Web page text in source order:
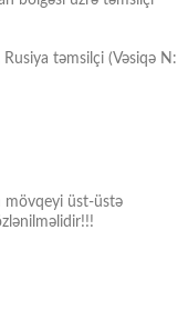
təmsilçi (Vəsiqə N:
mövqeyi üst-üstə